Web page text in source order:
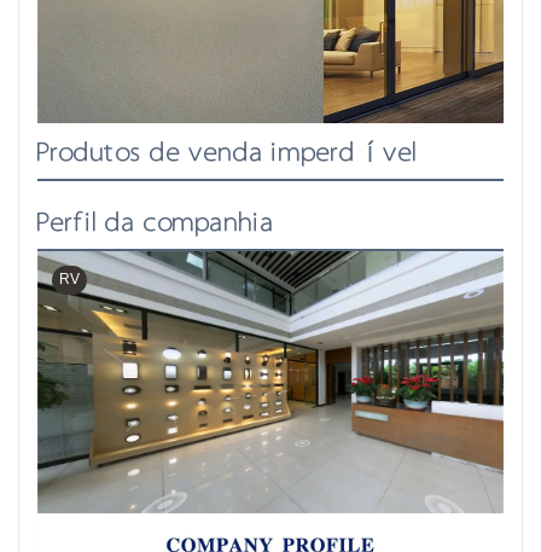
Produtos de venda imperdível
Perfil da companhia
RV